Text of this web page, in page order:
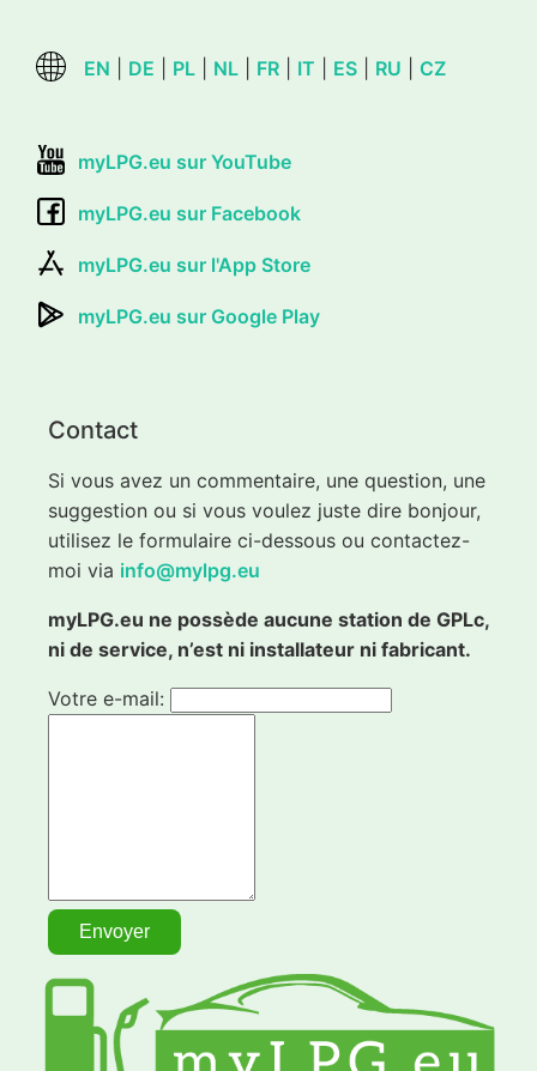
EN DE PL NL FR IT ES RU CZ
myLPG.eu sur YouTube
myLPG.eu sur Facebook
myLPG.eu sur l'App Store
myLPG.eu sur Google Play
Contact
Si vous avez un commentaire, une question, une
suggestion ou si vous voulez juste dire bonjour,
utilisez le formulaire ci-dessous ou contactez-
moi via info@mylpg.eu
myLPG.eu ne possède aucune station de GPLc,
ni de service, n’est ni installateur ni fabricant.
Votre e-mail: